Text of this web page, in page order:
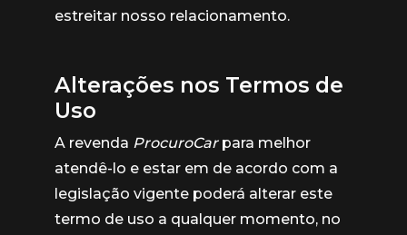
estreitar nosso relacionamento.
Alterações nos Termos de
Uso
A revenda ProcuroCarpara melhor
atendê-lo e estar em de acordo com a
legislação vigente poderá alterar este
termo de uso a qualquer momento, no